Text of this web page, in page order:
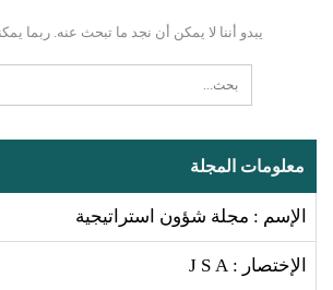
يبدو أننا لا يمكن أن نجد ما تبحث عنه. ربما
معلومات المجلة
الإسم : مجلة شؤون استراتيجية
الإختصار : J S A